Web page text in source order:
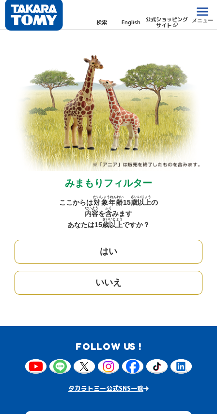
検索 English 公式ショッピング
サイト
メニュー
みまもりフィルター
ここからは対象年齢
たいしょうねんれい
15歳
さい
以上
いじょう
の
内容
ないよう
を含
ふく
みます
あなたは15歳
さい
以上
いじょう
ですか？
はい
いいえ
FOLLOW US !
タカラトミー公式SNS一覧